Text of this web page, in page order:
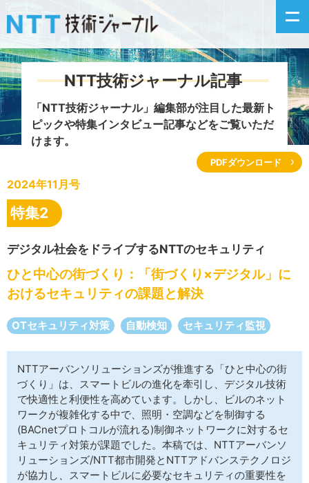
新着情報
イベントカレンダー
問い合わせ
NTT技術ジャーナル記事
「NTT技術ジャーナル」編集部が注目した最新ト
ピックや特集インタビュー記事などをご覧いただ
けます。
PDFダウンロード
2024年11月号
特集2
デジタル社会をドライブするNTTのセキュリティ
ひと中心の街づくり：「街づくり×デジタル」に
おけるセキュリティの課題と解決
OTセキュリティ対策 自動検知 セキュリティ監視
NTTアーバンソリューションズが推進する「ひと中心の街
づくり」は、スマートビルの進化を牽引し、デジタル技術
で快適性と利便性を高めています。しかし、ビルのネット
ワークが複雑化する中で、照明・空調などを制御する
(BACnetプロトコルが流れる)制御ネットワークに対するセ
キュリティ対策が課題でした。本稿では、NTTアーバンソ
リューションズ/NTT都市開発とNTTアドバンステクノロジ
が協力し、スマートビルに必要なセキュリティの重要性を